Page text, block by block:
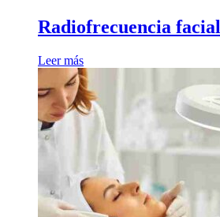
Radiofrecuencia facial
Leer más